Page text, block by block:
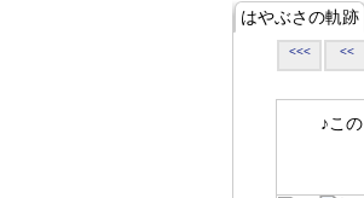
はやぶさの軌跡
<<< <<
♪この